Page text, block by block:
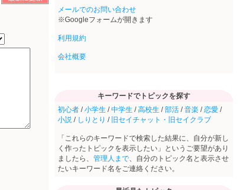
メールでのお問い合わせ
※Googleフォームが開きます
利用規約
会社概要
キーワードでトピックを探す
初心者 /小学生 /中学生 /高校生 /部活 /音楽 /恋愛 /
小説 / しりとり / 旧セイチャット・旧セイクラブ
「これらのキーワードで検索した結果に、自分が新し
く作ったトピックを表示したい」というご要望があり
ましたら、 管理人まで、自分のトピック名と表示させ
たいキーワード名をご連絡ください。